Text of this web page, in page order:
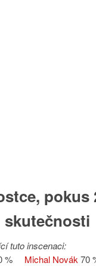
pokus
skutečnosti
tuto inscenaci:
%
Michal Novák 70